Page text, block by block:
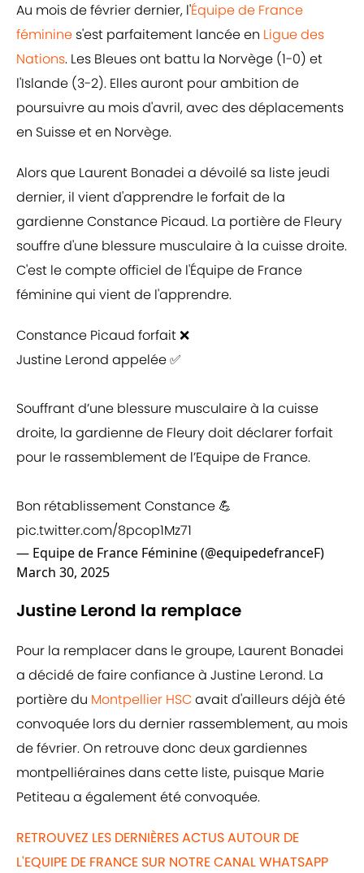
Au mois de février dernier, l'Équipe de France
féminine s'est parfaitement lancée en Ligue des
Nations. Les Bleues ont battu la Norvège (1-0) et
l'Islande (3-2). Elles auront pour ambition de
poursuivre au mois d'avril, avec des déplacements
en Suisse et en Norvège.
Alors que Laurent Bonadei a dévoilé sa liste jeudi
dernier, il vient d'apprendre le forfait de la
gardienne Constance Picaud. La portière de Fleury
souffre d'une blessure musculaire à la cuisse droite.
C'est le compte officiel de l'Équipe de France
féminine qui vient de l'apprendre.
Constance Picaud forfait ❌
Justine Lerond appelée ✅
Souffrant d’une blessure musculaire à la cuisse
droite, la gardienne de Fleury doit déclarer forfait
pour le rassemblement de l’Equipe de France.
Bon rétablissement Constance 💪
pic.twitter.com/8pcop1Mz71
— Equipe de France Féminine (@equipedefranceF)
March 30, 2025
Justine Lerond la remplace
Pour la remplacer dans le groupe, Laurent Bonadei
a décidé de faire confiance à Justine Lerond. La
portière du Montpellier HSCavait d'ailleurs déjà été
convoquée lors du dernier rassemblement, au mois
de février. On retrouve donc deux gardiennes
montpelliéraines dans cette liste, puisque Marie
Petiteau a également été convoquée.
RETROUVEZ LES DERNIÈRES ACTUS AUTOUR DE
L'EQUIPE DE FRANCE SUR NOTRE CANAL WHATSAPP